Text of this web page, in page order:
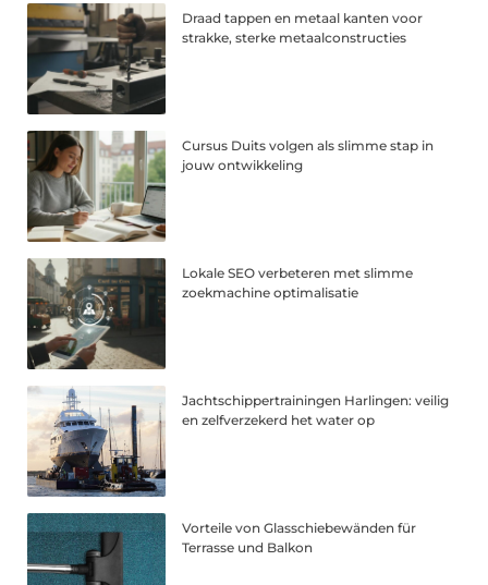
Draad tappen en metaal kanten voor
strakke, sterke metaalconstructies
Cursus Duits volgen als slimme stap in
jouw ontwikkeling
Lokale SEO verbeteren met slimme
zoekmachine optimalisatie
Jachtschippertrainingen Harlingen: veilig
en zelfverzekerd het water op
Vorteile von Glasschiebewänden für
Terrasse und Balkon